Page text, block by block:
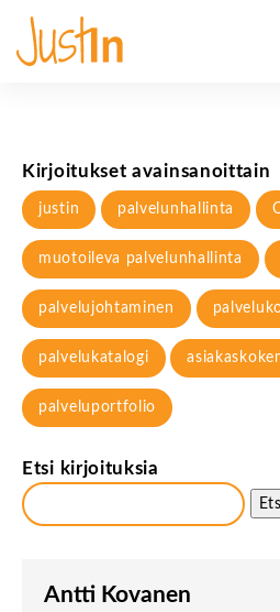
Kirjoitukset avainsanoittain
justin palvelunhallinta
muotoileva palvelunhallinta
palvelujohtaminen
palvelukatalogi
palveluportfolio
Etsi kirjoituksia
Antti Kovanen